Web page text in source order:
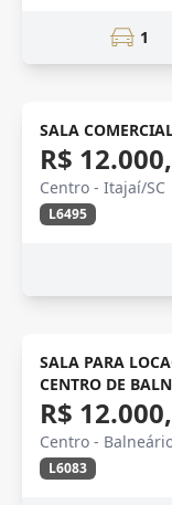
1
centro itajaí
SALA
R$
Centro - Itajaí/SC
L6495
NOVIDADE
SALA PARA
CENTRO DE
R$
Centro -
L6083